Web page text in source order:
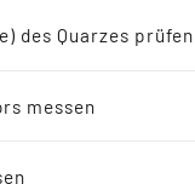
des Quarzes prüfen
messen